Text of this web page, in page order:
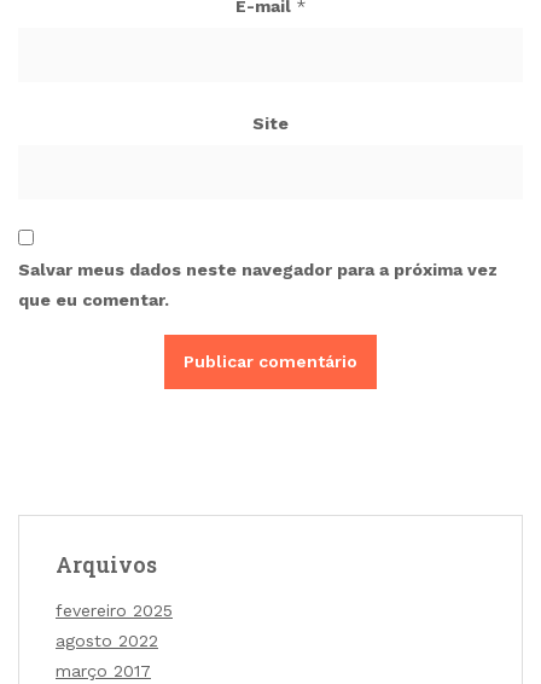
E-mail *
Site
Salvar meus dados neste navegador para a próxima vez
que eu comentar.
Arquivos
fevereiro 2025
agosto 2022
março 2017